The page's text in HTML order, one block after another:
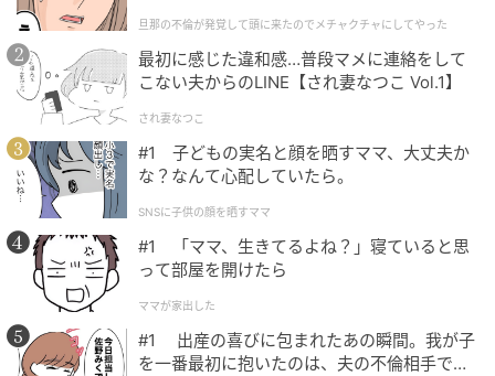
気になりつつも、なかなか聞き出せない明細の中身。
もう少し分かりやすい説明があれば…と感じてしまう
一幕です。
X（旧Twitter）：桐谷とうしろう（
）
サムネイル画像出典：photoAC ※画像はイメージです
クリエイター情報
桐谷とうしろう
イラストレーター・漫画家・動画クリエイターとし
て幅広く活動している、桐谷とうしろうさん。 会社
クチャにしてやった
旦那の不倫が発覚して頭に来たのでメチャクチャにしてやった
最初に感じた違和感…普段マメに連絡をして
こない夫からのLINE【され妻なつこ Vol.1】
され妻なつこ
#1 子どもの実名と顔を晒すママ、大丈夫か
な？なんて心配していたら。
SNSに子供の顔を晒すママ
#1 「ママ、生きてるよね？」寝ていると思
って部屋を開けたら
ママが家出した
#1 出産の喜びに包まれたあの瞬間。我が子
を一番最初に抱いたのは、夫の不倫相手でし